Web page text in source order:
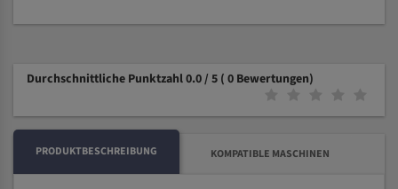
Durchschnittliche Punktzahl 0.0 / 5 ( 0 Bewertungen)
PRODUKTBESCHREIBUNG KOMPATIBLE MASCHINEN